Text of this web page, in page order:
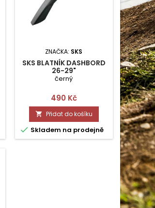
ZNAČKA: SKS
SKS BLATNÍK DASHBORD
26-29"
černý
Cena
490 Kč
 Přidat do košíku
 Skladem na prodejně